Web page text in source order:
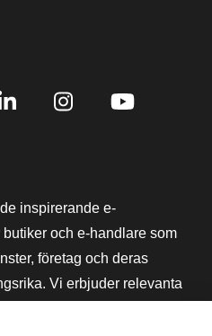
inspirerande e-
och e-handlare som
företag och deras
Vi erbjuder relevanta